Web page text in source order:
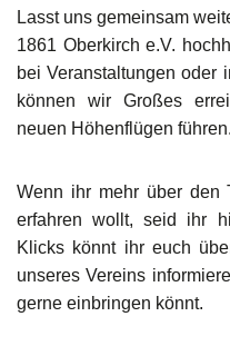
Lasst uns gemeinsam
1861 Oberkirch e.V.
bei Veranstaltungen oder
können wir Großes
neuen Höhenflügen führen.
Wenn ihr mehr über den
erfahren wollt, seid ihr
Klicks könnt ihr euch
unseres Vereins
gerne einbringen könnt.